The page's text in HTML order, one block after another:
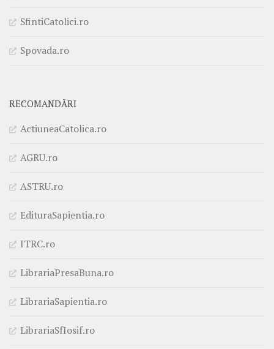
SfintiCatolici.ro
Spovada.ro
RECOMANDĂRI
ActiuneaCatolica.ro
AGRU.ro
ASTRU.ro
EdituraSapientia.ro
ITRC.ro
LibrariaPresaBuna.ro
LibrariaSapientia.ro
LibrariaSfIosif.ro